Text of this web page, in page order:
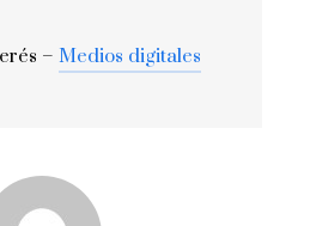
– Medios digitales